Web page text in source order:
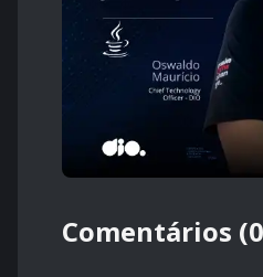
Comentários